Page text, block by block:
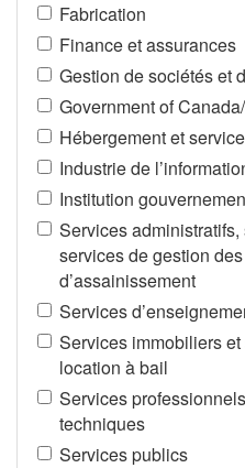
Fabrication
Finance et assurances
Gestion de sociétés et
Government of
Hébergement et
Industrie de
Institution
Services
services de gestion
d’assainissement
Services
Services immobiliers
location à bail
Services
techniques
Services publics